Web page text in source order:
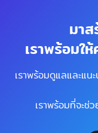
มาส
เราพร้อมใ
เราพร้อมดูแลและแ
เราพร้อมที่จะช่